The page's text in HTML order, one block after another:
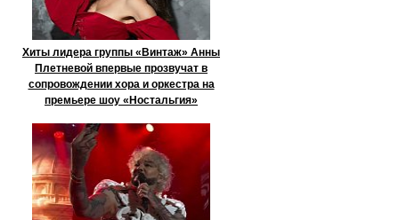
Хиты лидера группы «Винтаж» Анны
Плетневой впервые прозвучат в
сопровождении хора и оркестра на
премьере шоу «Ностальгия»